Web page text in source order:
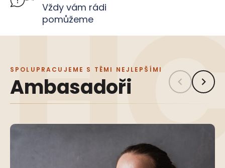
Vždy vám rádi
pomůžeme
SPOLUPRACUJEME S TĚMI NEJLEPŠÍMI
Ambasadoři